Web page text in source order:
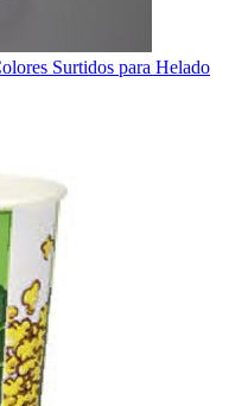
Surtidos para Helado